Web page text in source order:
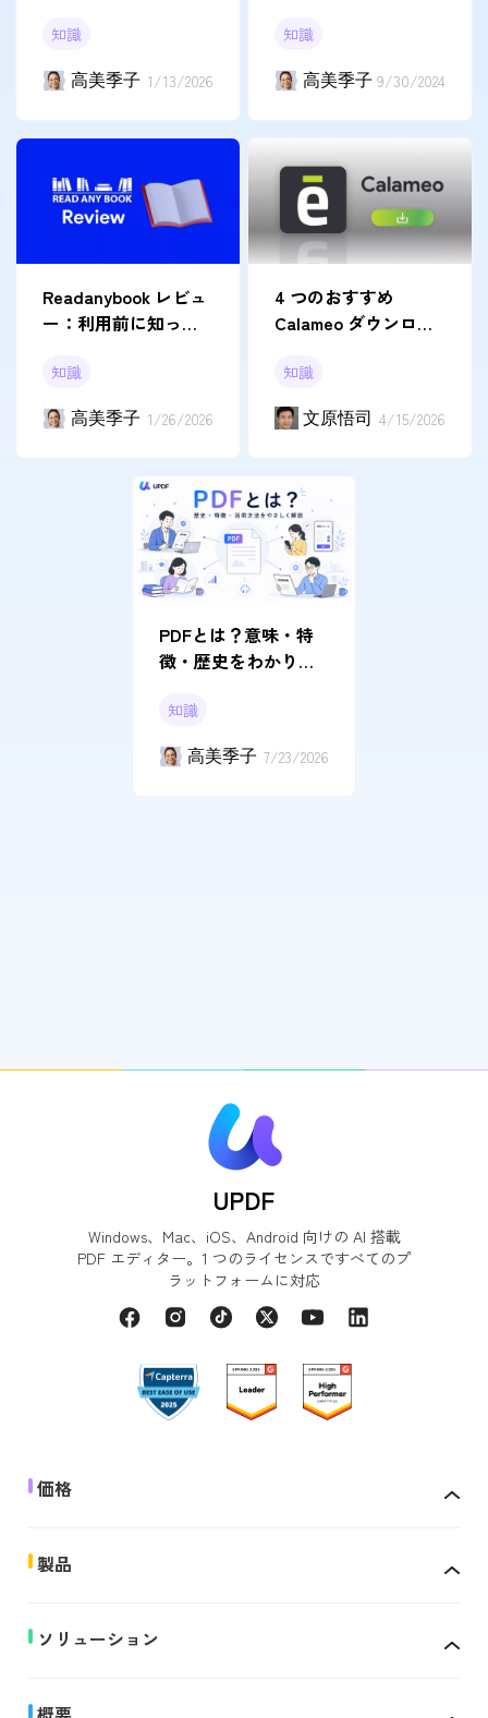
印刷・署名術を解説
知識
高美季子 1/13/2026
知識
高美季子 9/30/2024
Readanybook レビュ
ー：利用前に知って
知識
高美季子 1/26/2026
4 つのおすすめ
Calameo ダウンロー
知識
文原悟司 4/15/2026
PDFとは？意味・特
徴・歴史をわかりや
知識
高美季子 7/23/2026
UPDF
Windows、Mac、iOS、Android 向けの AI 搭載
PDF エディター。1 つのライセンスですべてのプ
ラットフォームに対応
価格
製品
ソリューション